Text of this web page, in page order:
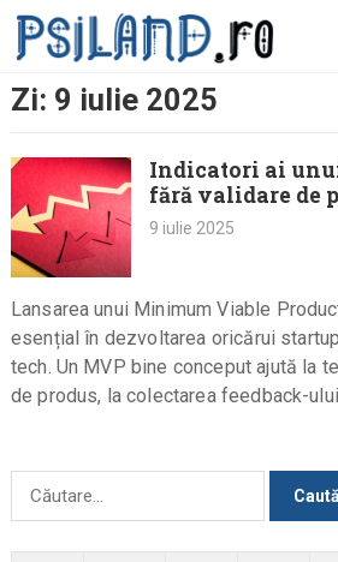
Skip
Zi: 9 iulie 2025
Indicatori ai
fără validare de
9 iulie 2025
Lansarea unui Minimum Viable
esențial în dezvoltarea oricărui
tech. Un MVP bine conceput ajută la
de produs, la colectarea feedback-
Caută